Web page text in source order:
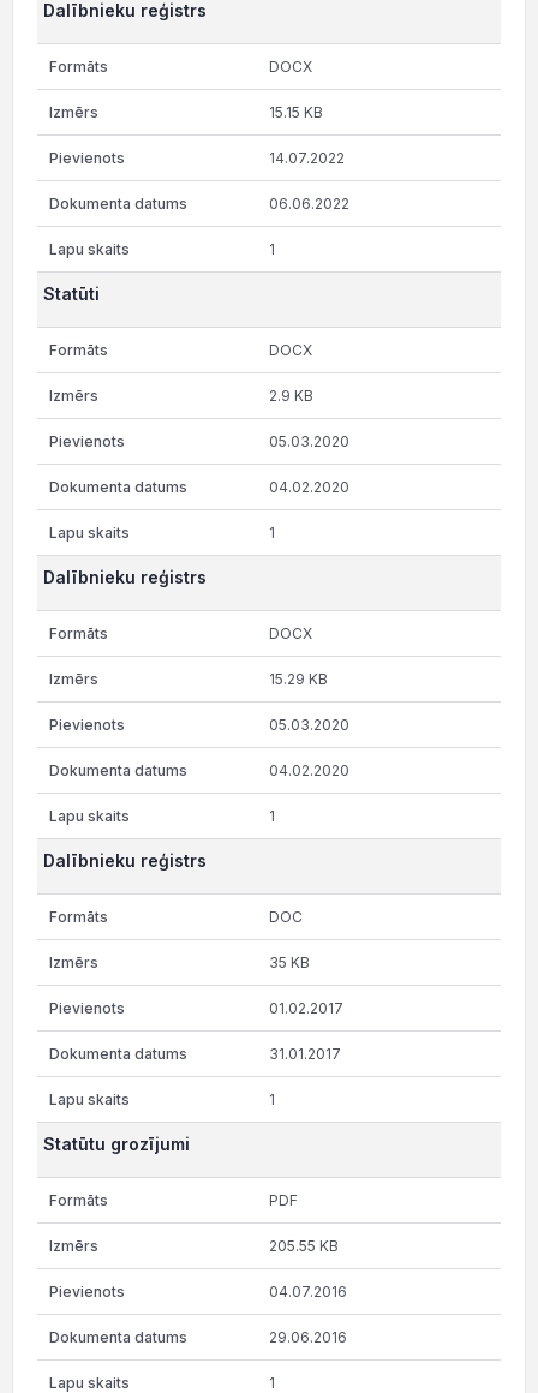
Dalībnieku reģistrs
DOCX
15.15 KB
14.07.2022
06.06.2022
1
Statūti
DOCX
2.9 KB
05.03.2020
04.02.2020
1
Dalībnieku reģistrs
DOCX
15.29 KB
05.03.2020
04.02.2020
1
Dalībnieku reģistrs
DOC
35 KB
01.02.2017
31.01.2017
1
Statūtu grozījumi
PDF
205.55 KB
04.07.2016
29.06.2016
1